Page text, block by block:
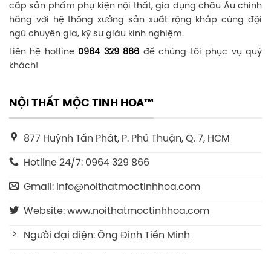
cấp sản phẩm phụ kiện nội thất, gia dụng châu Âu chính
hãng với hệ thống xưởng sản xuất rộng khắp cùng đội
ngũ chuyên gia, kỹ sư giàu kinh nghiệm.
Liên hệ hotline 0964 329 866 để chúng tôi phục vụ quý
khách!
NỘI THẤT MỘC TINH HOA™
877 Huỳnh Tấn Phát, P. Phú Thuận, Q. 7, HCM
Hotline 24/7: 0964 329 866
Gmail: info@noithatmoctinhhoa.com
Website: www.noithatmoctinhhoa.com
Người đại diện: Ông Đinh Tiến Minh